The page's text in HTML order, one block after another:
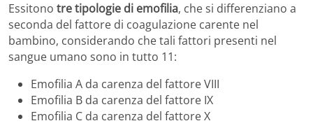
Essitono tre tipologie di emofilia, che si differenziano a
seconda del fattore di coagulazione carente nel
bambino, considerando che tali fattori presenti nel
sangue umano sono in tutto 11:
Emofilia A da carenza del fattore VIII
Emofilia B da carenza del fattore IX
Emofilia C da carenza del fattore X